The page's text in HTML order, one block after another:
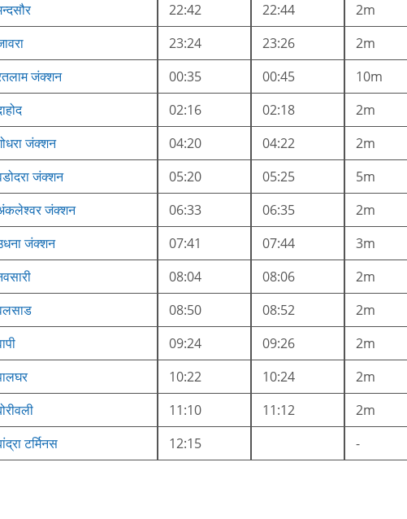
22:42 22:44 2m
23:24 23:26 2m
जंक्शन 00:35 00:45 10m
02:16 02:18 2m
जंक्शन 04:20 04:22 2m
जंक्शन 05:20 05:25 5m
जंक्शन 06:33 06:35 2m
जंक्शन 07:41 07:44 3m
08:04 08:06 2m
08:50 08:52 2m
09:24 09:26 2m
10:22 10:24 2m
11:10 11:12 2m
टर्मिनस 12:15 -